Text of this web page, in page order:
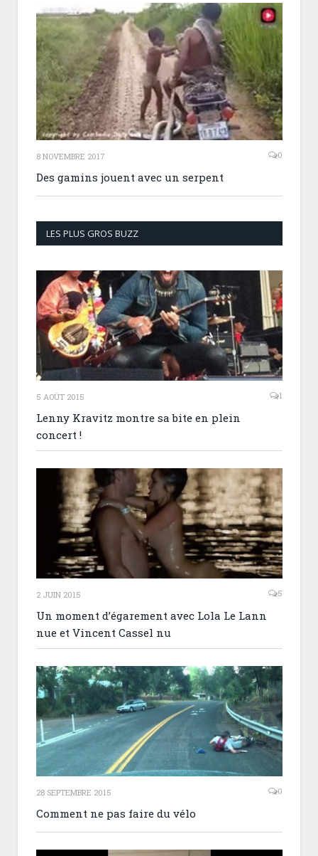
8 NOVEMBRE 2017 0
Des gamins jouent avec un serpent
LES PLUS GROS BUZZ
5 AOÛT 2015 1
Lenny Kravitz montre sa bite en plein
concert !
2 JUIN 2015 5
Un moment d’égarement avec Lola Le Lann
nue et Vincent Cassel nu
28 SEPTEMBRE 2015 0
Comment ne pas faire du vélo